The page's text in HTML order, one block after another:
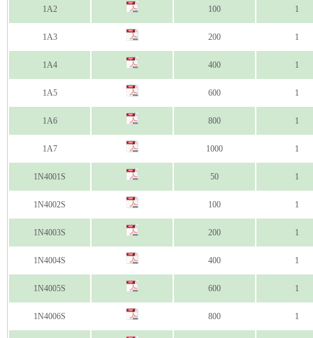
1A2 100 1
1A3 200 1
1A4 400 1
1A5 600 1
1A6 800 1
1A7 1000 1
1N4001S 50 1
1N4002S 100 1
1N4003S 200 1
1N4004S 400 1
1N4005S 600 1
1N4006S 800 1